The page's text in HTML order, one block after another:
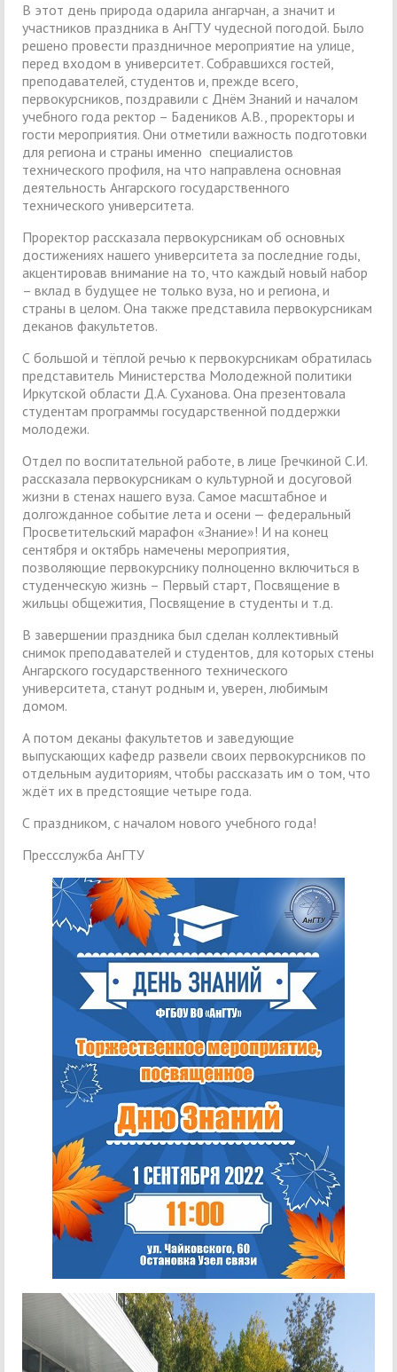
В этот день природа одарила ангарчан, а значит и
участников праздника в АнГТУ чудесной погодой. Было
решено провести праздничное мероприятие на улице,
перед входом в университет. Собравшихся гостей,
преподавателей, студентов и, прежде всего,
первокурсников, поздравили с Днём Знаний и началом
учебного года ректор – Бадеников А.В., проректоры и
гости мероприятия. Они отметили важность подготовки
для региона и страны именно специалистов
технического профиля, на что направлена основная
деятельность Ангарского государственного
технического университета.
Проректор рассказала первокурсникам об основных
достижениях нашего университета за последние годы,
акцентировав внимание на то, что каждый новый набор
– вклад в будущее не только вуза, но и региона, и
страны в целом. Она также представила первокурсникам
деканов факультетов.
С большой и тёплой речью к первокурсникам обратилась
представитель Министерства Молодежной политики
Иркутской области Д.А. Суханова. Она презентовала
студентам программы государственной поддержки
молодежи.
Отдел по воспитательной работе, в лице Гречкиной С.И.
рассказала первокурсникам о культурной и досуговой
жизни в стенах нашего вуза. Самое масштабное и
долгожданное событие лета и осени — федеральный
Просветительский марафон «Знание»! И на конец
сентября и октябрь намечены мероприятия,
позволяющие первокурснику полноценно включиться в
студенческую жизнь – Первый старт, Посвящение в
жильцы общежития, Посвящение в студенты и т.д.
В завершении праздника был сделан коллективный
снимок преподавателей и студентов, для которых стены
Ангарского государственного технического
университета, станут родным и, уверен, любимым
домом.
А потом деканы факультетов и заведующие
выпускающих кафедр развели своих первокурсников по
отдельным аудиториям, чтобы рассказать им о том, что
ждёт их в предстоящие четыре года.
С праздником, с началом нового учебного года!
Прессслужба АнГТУ